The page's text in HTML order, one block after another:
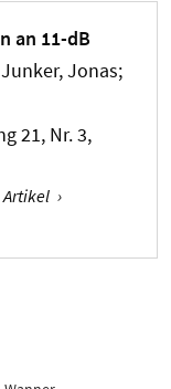
an 11-dB
Jonas;
21, Nr. 3,
Artikel ›